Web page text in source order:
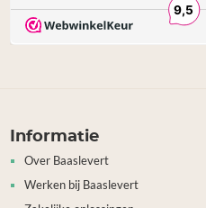
Informatie
Over Baaslevert
Werken bij Baaslevert